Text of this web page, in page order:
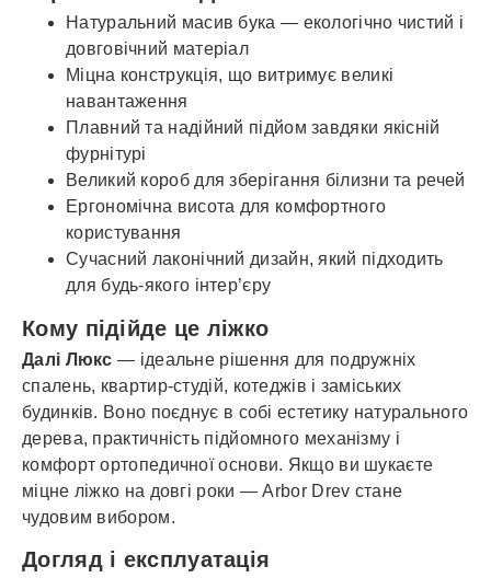
Натуральний масив бука — екологічно чистий і
довговічний матеріал
Міцна конструкція, що витримує великі
навантаження
Плавний та надійний підйом завдяки якісній
фурнітурі
Великий короб для зберігання білизни та речей
Ергономічна висота для комфортного
користування
Сучасний лаконічний дизайн, який підходить
для будь-якого інтер’єру
Кому підійде це ліжко
Далі Люкс — ідеальне рішення для подружніх
спалень, квартир-студій, котеджів і заміських
будинків. Воно поєднує в собі естетику натурального
дерева, практичність підйомного механізму і
комфорт ортопедичної основи. Якщо ви шукаєте
міцне ліжко на довгі роки — Arbor Drev стане
чудовим вибором.
Догляд і експлуатація